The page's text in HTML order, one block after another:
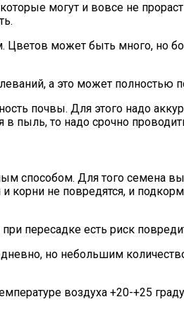
могут и вовсе не
может быть много, но
а это может полностью
почвы. Для этого надо
в пыль, то надо срочно
способом. Для того семена
не повредятся, и
пересадке есть риск
но небольшим
воздуха +20-+25